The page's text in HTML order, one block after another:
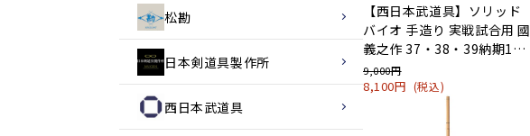
松勘
日本剣道具製作所
西日本武道具
【西日本武道具】ソリッド
バイオ 手造り 実戦試合用 國
義之作 37・38・39納期1か
月～
9,000円
8,100円 (税込)